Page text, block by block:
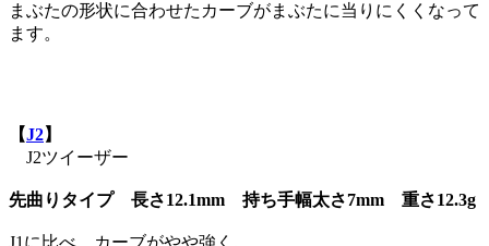
まぶたの形状に合わせたカーブがまぶたに当りにくくなって
ます。
【J2】
J2ツイーザー
先曲りタイプ 長さ12.1mm 持ち手幅太さ7mm 重さ12.3g